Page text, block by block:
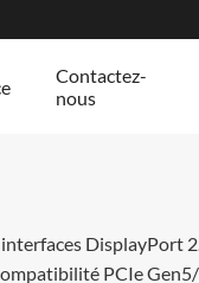
Contactez-
nous
DisplayPort
PCIe